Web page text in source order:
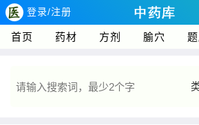
登录/注册
首页 药材 方剂 腧穴